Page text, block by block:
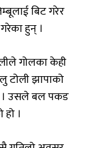
बिट गरेर
हुन् ।
गोलका केही
टोली झापाको
। उसले बल पकड
।